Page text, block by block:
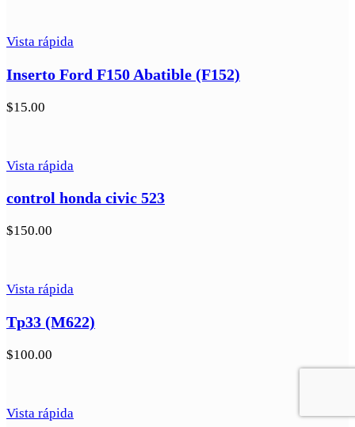
Vista rápida
Inserto Ford F150 Abatible (F152)
$15.00
Vista rápida
control honda civic 523
$150.00
Vista rápida
Tp33 (M622)
$100.00
Vista rápida